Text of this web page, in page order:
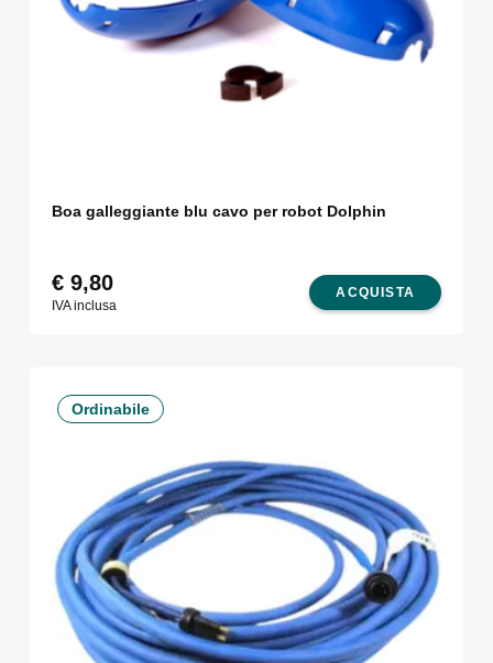
Boa galleggiante blu cavo per robot Dolphin
ACQUISTA
€9,80
IVA inclusa
Ordinabile